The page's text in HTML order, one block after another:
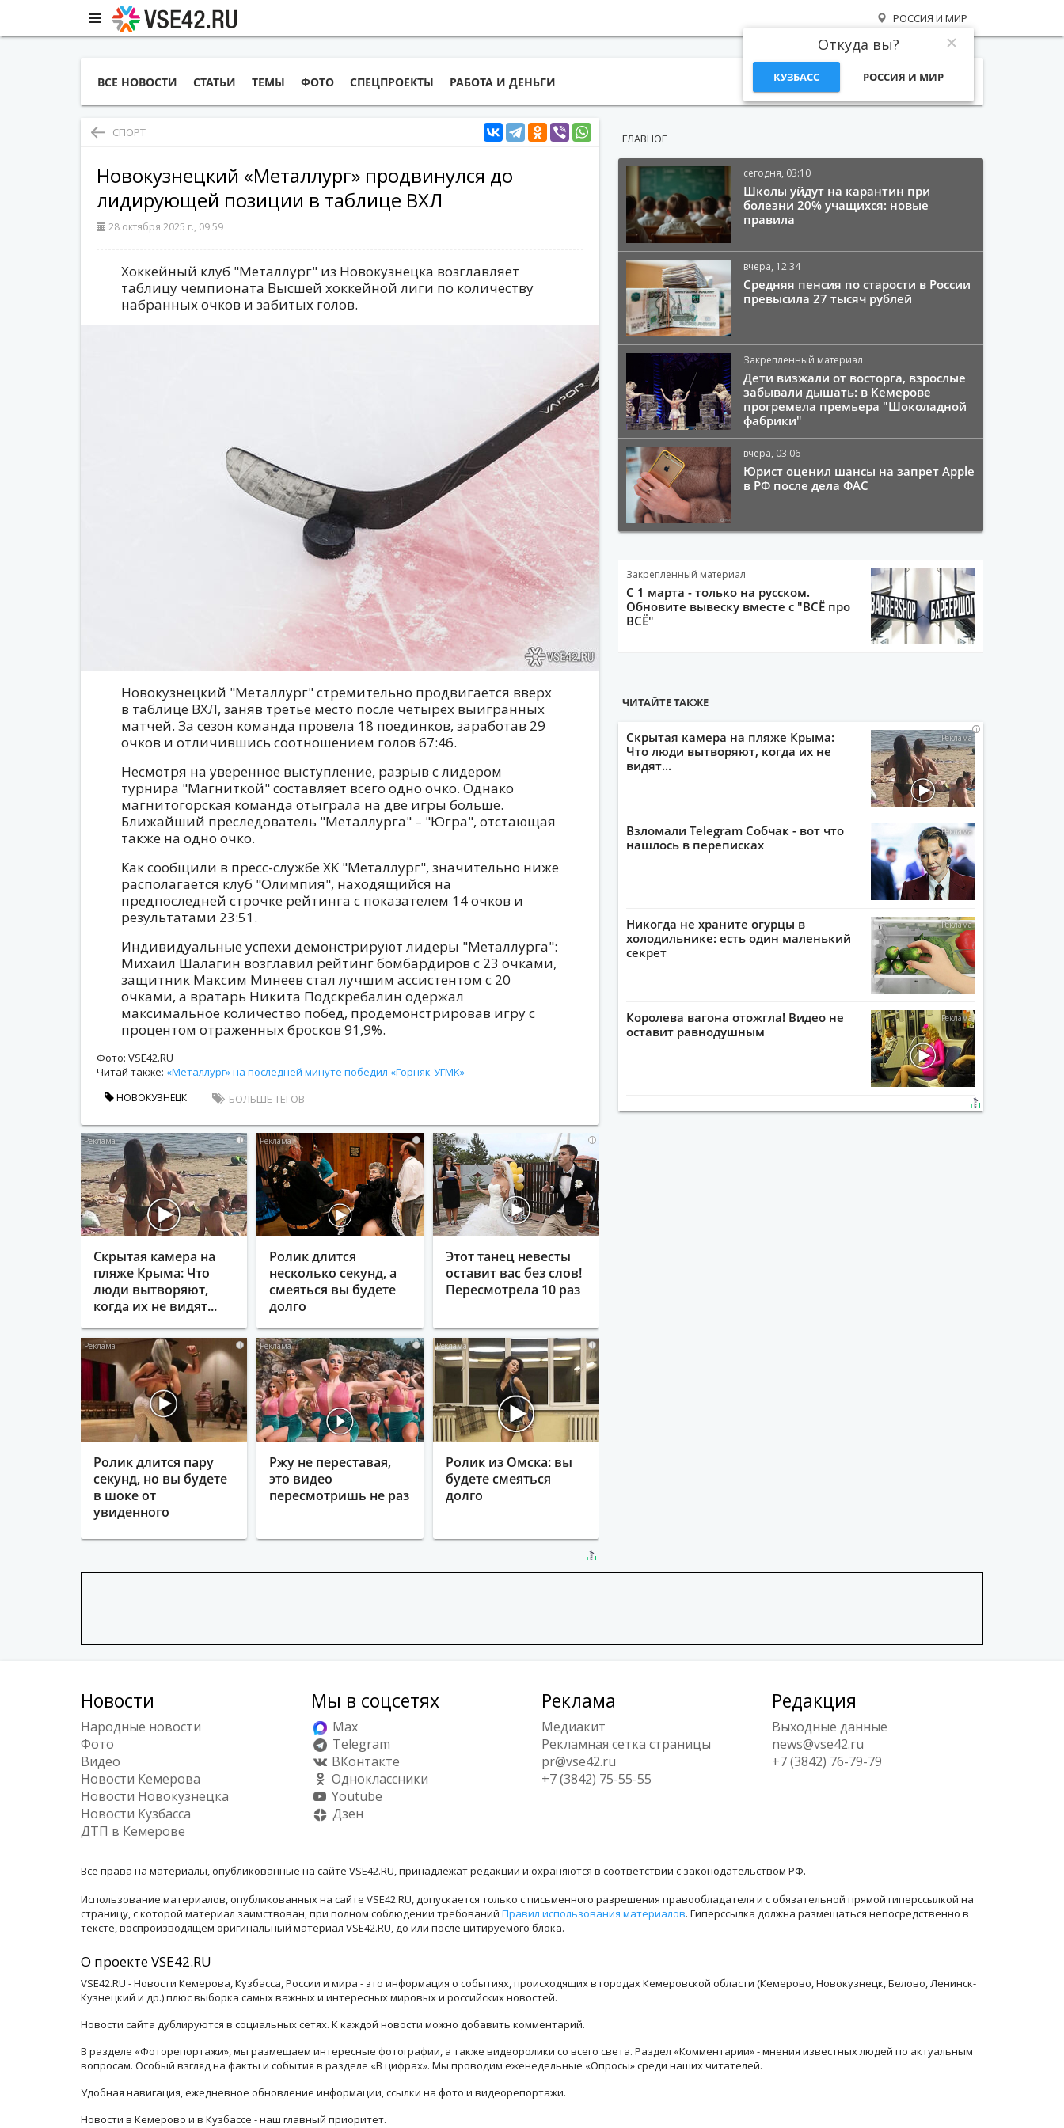
РОССИЯ И МИР
Откуда вы?
КУЗБАСС РОССИЯ И МИР
ВСЕ НОВОСТИ СТАТЬИ ТЕМЫ ФОТО СПЕЦПРОЕКТЫ РАБОТА И ДЕНЬГИ
СПОРТ
Новокузнецкий «Металлург» продвинулся до
лидирующей позиции в таблице ВХЛ
28 октября 2025 г., 09:59
Хоккейный клуб "Металлург" из Новокузнецка возглавляет
таблицу чемпионата Высшей хоккейной лиги по количеству
набранных очков и забитых голов.
Новокузнецкий "Металлург" стремительно продвигается вверх
в таблице ВХЛ, заняв третье место после четырех выигранных
матчей. За сезон команда провела 18 поединков, заработав 29
очков и отличившись соотношением голов 67:46.
Несмотря на уверенное выступление, разрыв с лидером
турнира "Магниткой" составляет всего одно очко. Однако
магнитогорская команда отыграла на две игры больше.
Ближайший преследователь "Металлурга" – "Югра", отстающая
также на одно очко.
Как сообщили в пресс-службе ХК "Металлург", значительно ниже
располагается клуб "Олимпия", находящийся на
предпоследней строчке рейтинга с показателем 14 очков и
результатами 23:51.
Индивидуальные успехи демонстрируют лидеры "Металлурга":
Михаил Шалагин возглавил рейтинг бомбардиров с 23 очками,
защитник Максим Минеев стал лучшим ассистентом с 20
очками, а вратарь Никита Подскребалин одержал
максимальное количество побед, продемонстрировав игру с
процентом отраженных бросков 91,9%.
Фото: VSE42.RU
Читай также: «Металлург» на последней минуте победил «Горняк-УГМК»
НОВОКУЗНЕЦК БОЛЬШЕ ТЕГОВ
i
Скрытая камера на
пляже Крыма: Что
люди вытворяют,
когда их не видят...
i
Ролик длится
несколько секунд, а
смеяться вы будете
долго
i
Этот танец невесты
оставит вас без слов!
Пересмотрела 10 раз
i
Ролик длится пару
секунд, но вы будете
в шоке от
увиденного
i
Ржу не переставая,
это видео
пересмотришь не раз
i
Ролик из Омска: вы
будете смеяться
долго
ГЛАВНОЕ
сегодня, 03:10
Школы уйдут на карантин при
болезни 20% учащихся: новые
правила
вчера, 12:34
Средняя пенсия по старости в России
превысила 27 тысяч рублей
Закрепленный материал
Дети визжали от восторга, взрослые
забывали дышать: в Кемерове
прогремела премьера "Шоколадной
фабрики"
вчера, 03:06
Юрист оценил шансы на запрет Apple
в РФ после дела ФАС
Закрепленный материал
С 1 марта - только на русском.
Обновите вывеску вместе с "ВСЁ про
ВСЁ"
ЧИТАЙТЕ ТАКЖЕ
i
Скрытая камера на пляже Крыма:
Что люди вытворяют, когда их не
видят...
i
Взломали Telegram Собчак - вот что
нашлось в переписках
i
Никогда не храните огурцы в
холодильнике: есть один маленький
секрет
i
Королева вагона отожгла! Видео не
оставит равнодушным
Новости
Народные новости
Фото
Видео
Новости Кемерова
Новости Новокузнецка
Новости Кузбасса
ДТП в Кемерове
Мы в соцсетях
Max
Telegram
ВКонтакте
Одноклассники
Youtube
Дзен
Реклама
Медиакит
Рекламная сетка страницы
pr@vse42.ru
+7 (3842) 75-55-55
Редакция
Выходные данные
news@vse42.ru
+7 (3842) 76-79-79
Все права на материалы, опубликованные на сайте VSE42.RU, принадлежат редакции и охраняются в соответствии с законодательством РФ.
Использование материалов, опубликованных на сайте VSE42.RU, допускается только с письменного разрешения правообладателя и с обязательной прямой гиперссылкой на
страницу, с которой материал заимствован, при полном соблюдении требований Правил использования материалов. Гиперссылка должна размещаться непосредственно в
тексте, воспроизводящем оригинальный материал VSE42.RU, до или после цитируемого блока.
О проекте VSE42.RU
VSE42.RU - Новости Кемерова, Кузбасса, России и мира - это информация о событиях, происходящих в городах Кемеровской области (Кемерово, Новокузнецк, Белово, Ленинск-
Кузнецкий и др.) плюс выборка самых важных и интересных мировых и российских новостей.
Новости сайта дублируются в социальных сетях. К каждой новости можно добавить комментарий.
В разделе «Фоторепортажи», мы размещаем интересные фотографии, а также видеоролики со всего света. Раздел «Комментарии» - мнения известных людей по актуальным
вопросам. Особый взгляд на факты и события в разделе «В цифрах». Мы проводим еженедельные «Опросы» среди наших читателей.
Удобная навигация, ежедневное обновление информации, ссылки на фото и видеорепортажи.
Новости в Кемерово и в Кузбассе - наш главный приоритет.